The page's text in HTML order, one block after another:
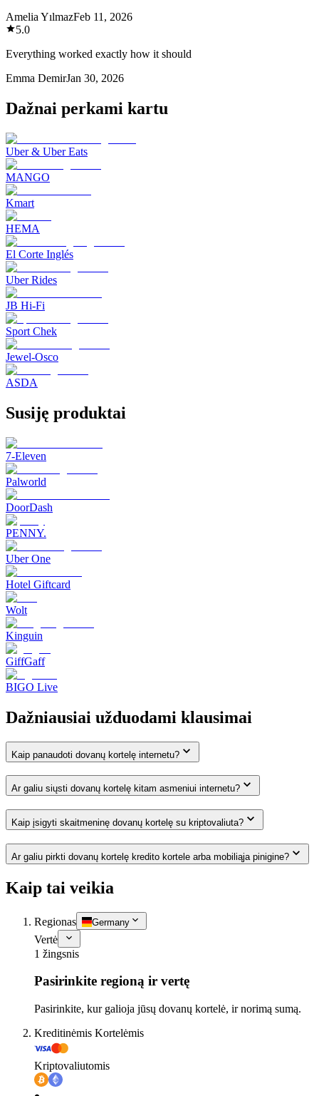
Amelia YılmazFeb 11, 2026
5.0
Everything worked exactly how it should
Emma DemirJan 30, 2026
Dažnai perkami kartu
Uber & Uber Eats
MANGO
Kmart
HEMA
El Corte Inglés
Uber Rides
JB Hi-Fi
Sport Chek
Jewel-Osco
ASDA
Susiję produktai
7-Eleven
Palworld
DoorDash
PENNY.
Uber One
Hotel Giftcard
Wolt
Kinguin
GiffGaff
BIGO Live
Dažniausiai užduodami klausimai
Kaip panaudoti dovanų kortelę internetu?
Ar galiu siųsti dovanų kortelę kitam asmeniui internetu?
Kaip įsigyti skaitmeninę dovanų kortelę su kriptovaliuta?
Ar galiu pirkti dovanų kortelę kredito kortele arba mobiliąja pinigine?
Kaip tai veikia
Regionas Germany
Vertė
1 žingsnis
Pasirinkite regioną ir vertę
Pasirinkite, kur galioja jūsų dovanų kortelė, ir norimą sumą.
Kreditinėmis Kortelėmis
Kriptovaliutomis